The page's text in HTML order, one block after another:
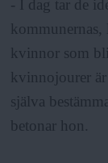
- I dag tar de
kommunernas,
kvinnor som
kvinnojourer är
själva
betonar hon.